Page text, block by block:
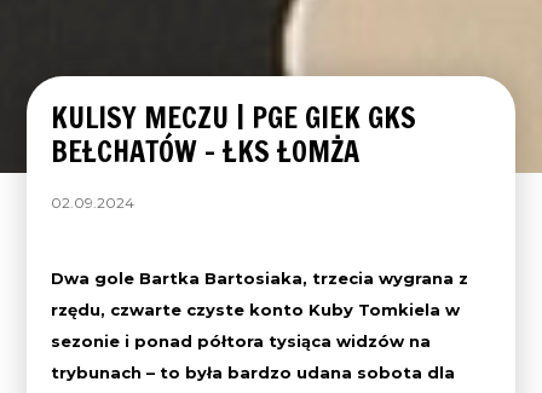
KULISY MECZU | PGE GIEK GKS
BEŁCHATÓW – ŁKS ŁOMŻA
02.09.2024
Dwa gole Bartka Bartosiaka, trzecia wygrana z
rzędu, czwarte czyste konto Kuby Tomkiela w
sezonie i ponad półtora tysiąca widzów na
trybunach – to była bardzo udana sobota dla